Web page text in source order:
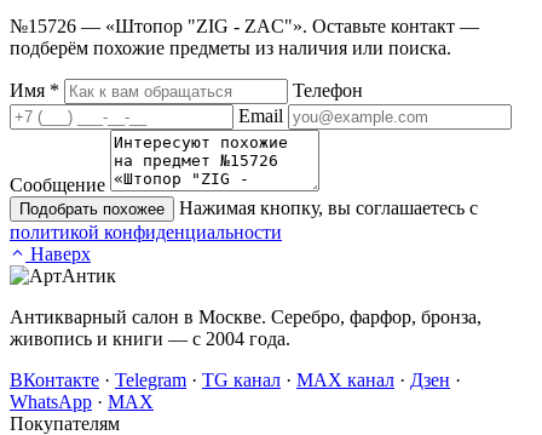
№15726 — «Штопор "ZIG - ZAC"». Оставьте контакт —
подберём похожие предметы из наличия или поиска.
Имя *
Телефон
Email
Сообщение
Подобрать похожее
Нажимая кнопку, вы соглашаетесь с
политикой конфиденциальности
Наверх
Антикварный салон в Москве. Серебро, фарфор, бронза,
живопись и книги — с 2004 года.
ВКонтакте · Telegram · TG канал · MAX канал · Дзен ·
WhatsApp · MAX
Покупателям